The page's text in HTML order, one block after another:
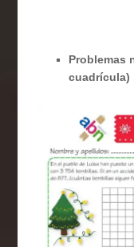
Problemas
cuadrícula)